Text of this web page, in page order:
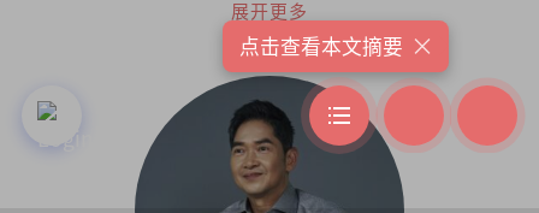
今大马《学说经济》专栏作者、《毅论环
境》专栏合著者。
展开更多
点击查看本文摘要 ×